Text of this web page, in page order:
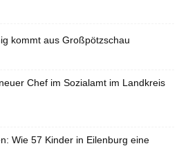
kommt aus Großpötzschau
Chef im Sozialamt im Landkreis
Wie 57 Kinder in Eilenburg eine